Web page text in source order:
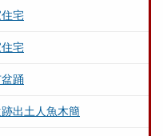
宅
宅
踊
出土人魚木簡